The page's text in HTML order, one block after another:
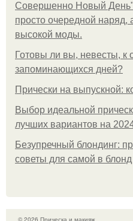
Совершенно Новый
просто очередной наряд,
высокой моды.
Готовы ли вы, невесты, к
запоминающихся дней?
Прически на выпускной:
Выбор идеальной
лучших вариантов на
Безупречный блондинг:
советы для самой в блонд